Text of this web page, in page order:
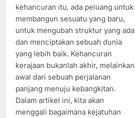
kehancuran itu, ada peluang untuk
membangun sesuatu yang baru,
untuk mengubah struktur yang ada
dan menciptakan sebuah dunia
yang lebih baik. Kehancuran
kerajaan bukanlah akhir, melainkan
awal dari sebuah perjalanan
panjang menuju kebangkitan.
Dalam artikel ini, kita akan
menggali bagaimana kejatuhan